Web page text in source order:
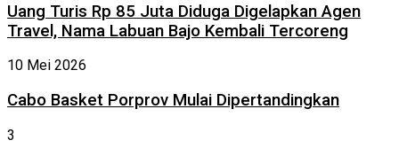
Uang Turis Rp 85 Juta Diduga Digelapkan Agen
Travel, Nama Labuan Bajo Kembali Tercoreng
10 Mei 2026
Cabo Basket Porprov Mulai Dipertandingkan
3